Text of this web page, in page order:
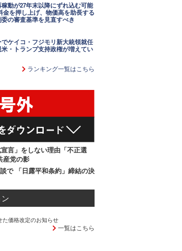
動が27年末以降にずれ込む可能
金を押し上げ、物価高を助長する
の審査基準を見直すべき
ケイコ・フジモリ新大統領就任
・トランプ支持政権が増えてい
ランキング一覧はこちら
言」をしない理由「不正選
産党の影
で 「日露平和条約」締結の決
価格改定のお知らせ
一覧はこちら